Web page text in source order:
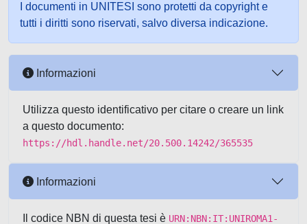
I documenti in UNITESI sono protetti da copyright e
tutti i diritti sono riservati, salvo diversa indicazione.
Informazioni
Utilizza questo identificativo per citare o creare un link
a questo documento:
https://hdl.handle.net/20.500.14242/365535
Informazioni
Il codice NBN di questa tesi è URN:NBN:IT:UNIROMA1-